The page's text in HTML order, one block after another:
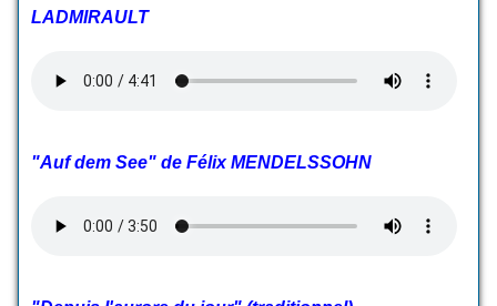
LADMIRAULT
"Auf dem See" de Félix MENDELSSOHN